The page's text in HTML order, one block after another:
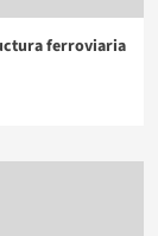
ferroviaria